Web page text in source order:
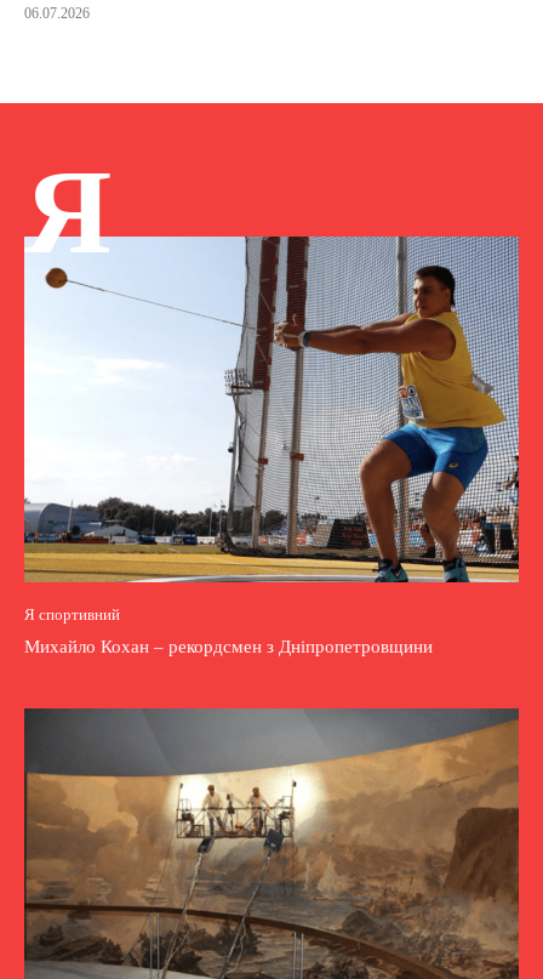
06.07.2026
Я
Я спортивний
Михайло Кохан – рекордсмен з Дніпропетровщини